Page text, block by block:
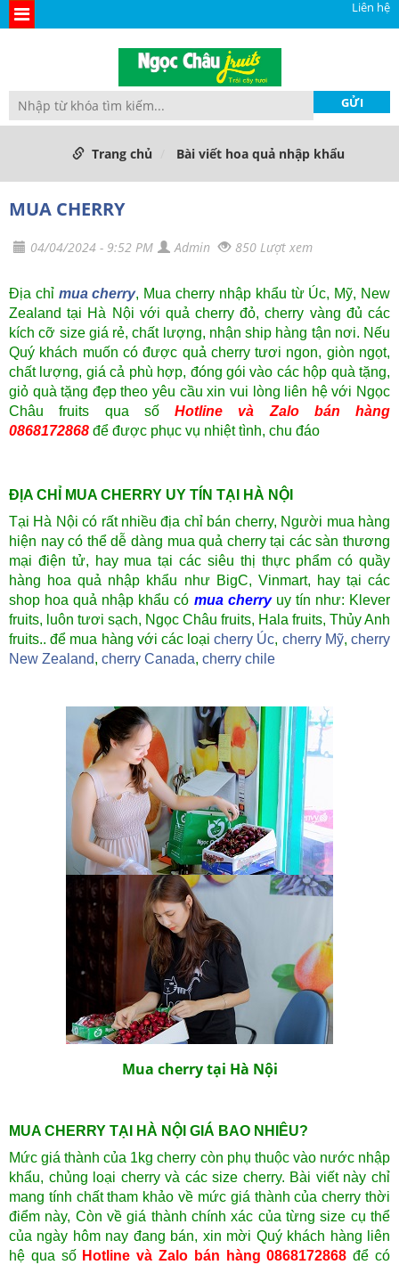
Liên hệ
Trang chủ Bài viết hoa quả nhập khẩu
MUA CHERRY
04/04/2024 - 9:52 PM Admin 850 Lượt xem
Địa chỉ muacherry, Mua cherry nhập khẩu từ Úc, Mỹ, New
Zealand tại Hà Nội với quả cherry đỏ, cherry vàng đủ các
kích cỡ size giá rẻ, chất lượng, nhận ship hàng tận nơi. Nếu
Quý khách muốn có được quả cherry tươi ngon, giòn ngọt,
chất lượng, giá cả phù hợp, đóng gói vào các hộp quà tặng,
giỏ quà tặng đẹp theo yêu cầu xin vui lòng liên hệ với Ngọc
Châu fruits qua số Hotline và Zalo bán hàng
0868172868 để được phục vụ nhiệt tình, chu đáo
ĐỊA CHỈ MUA CHERRY UY TÍN TẠI HÀ NỘI
Tại Hà Nội có rất nhiều địa chỉ bán cherry, Người mua hàng
hiện nay có thể dễ dàng mua quả cherry tại các sàn thương
mại điện tử, hay mua tại các siêu thị thực phẩm có quầy
hàng hoa quả nhập khẩu như BigC, Vinmart, hay tại các
shop hoa quả nhập khẩu có mua cherryuy tín như: Klever
fruits, luôn tươi sạch, Ngọc Châu fruits, Hala fruits, Thủy Anh
fruits.. để mua hàng với các loạicherry Úc, cherry Mỹ,cherry
New Zealand, cherry Canada, cherry chile
Mua cherry tại Hà Nội
MUA CHERRY TẠI HÀ NỘI GIÁ BAO NHIÊU?
Mức giá thành của 1kg cherry còn phụ thuộc vào nước nhập
khẩu, chủng loại cherry và các size cherry. Bài viết này chỉ
mang tính chất tham khảo về mức giá thành của cherry thời
điểm này, Còn về giá thành chính xác của từng size cụ thể
của ngày hôm nay đang bán, xin mời Quý khách hàng liên
hệ qua số Hotline và Zalo bán hàng 0868172868 để có